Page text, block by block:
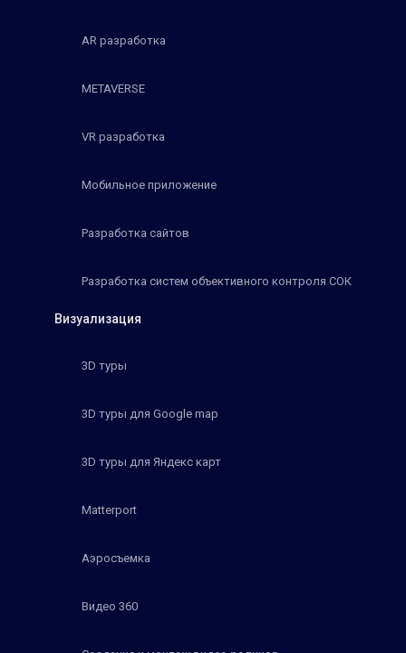
AR разработка
METAVERSE
VR разработка
Мобильное приложение
Разработка сайтов
Разработка систем объективного контроля СОК
Визуализация
3D туры
3D туры для Google map
3D туры для Яндекс карт
Matterport
Аэросъемка
Видео 360